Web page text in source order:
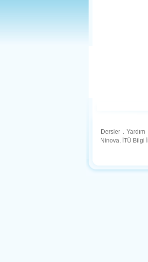
Dersler . Yardım
Ninova, İTÜ Bilgi